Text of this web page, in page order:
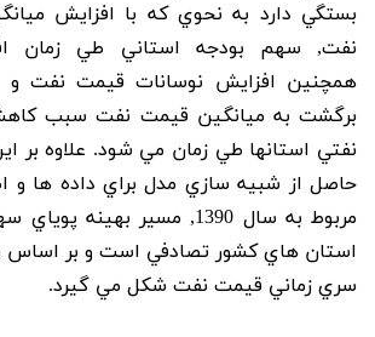
بستگي دارد به نحوي که با افزايش
نفت, سهم بودجه استاني طي زمان
همچنين افزايش نوسانات قيمت نفت
برگشت به ميانگين قيمت نفت سبب
نفتي استانها طي زمان مي شود. علاوه بر
حاصل از شبيه سازي مدل براي داده ها و
مربوط به سال 1390, مسير بهينه
استان هاي کشور تصادفي است و بر اساس
سري زماني قيمت نفت شکل مي گيرد.